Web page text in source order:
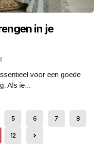
in je
voor een goede
Als ie...
5 6 7 8
12